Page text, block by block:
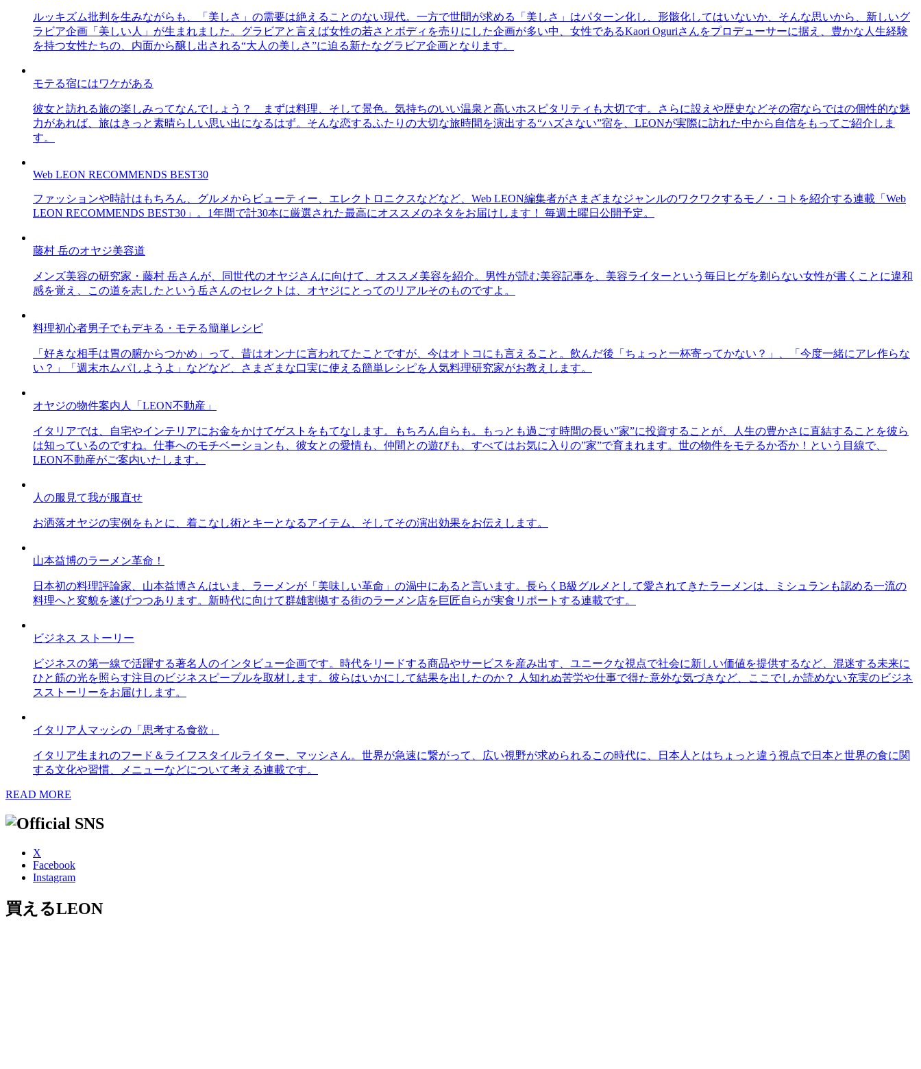
ルッキズム批判を生みながらも、「美しさ」の需要は絶えることのない現代。一方で世間が求める「美しさ」はパターン化し、形骸化してはいないか、そんな思いから、新しいグ
ラビア企画「美しい人」が生まれました。グラビアと言えば女性の若さとボディを売りにした企画が多い中、女性であるKaori Oguriさんをプロデューサーに据え、豊かな人生経験
を持つ女性たちの、内面から醸し出される“大人の美しさ”に迫る新たなグラビア企画となります。
モテる宿にはワケがある
彼女と訪れる旅の楽しみってなんでしょう？ まずは料理、そして景色。気持ちのいい温泉と高いホスピタリティも大切です。さらに設えや歴史などその宿ならではの個性的な魅
力があれば、旅はきっと素晴らしい思い出になるはず。そんな恋するふたりの大切な旅時間を演出する“ハズさない”宿を、LEONが実際に訪れた中から自信をもってご紹介しま
す。
Web LEON RECOMMENDS BEST30
ファッションや時計はもちろん、グルメからビューティー、エレクトロニクスなどなど、Web LEON編集者がさまざまなジャンルのワクワクするモノ・コトを紹介する連載「Web
LEON RECOMMENDS BEST30」。1年間で計30本に厳選された最高にオススメのネタをお届けします！ 毎週土曜日公開予定。
藤村 岳のオヤジ美容道
メンズ美容の研究家・藤村 岳さんが、同世代のオヤジさんに向けて、オススメ美容を紹介。男性が読む美容記事を、美容ライターという毎日ヒゲを剃らない女性が書くことに違和
感を覚え、この道を志したという岳さんのセレクトは、オヤジにとってのリアルそのものですよ。
料理初心者男子でもデキる・モテる簡単レシピ
「好きな相手は胃の腑からつかめ」って、昔はオンナに言われてたことですが、今はオトコにも言えること。飲んだ後「ちょっと一杯寄ってかない？」、「今度一緒にアレ作らな
い？」「週末ホムパしようよ」などなど、さまざまな口実に使える簡単レシピを人気料理研究家がお教えします。
オヤジの物件案内人「LEON不動産」
イタリアでは、自宅やインテリアにお金をかけてゲストをもてなします。もちろん自らも。もっとも過ごす時間の長い”家”に投資することが、人生の豊かさに直結することを彼ら
は知っているのですね。仕事へのモチベーションも、彼女との愛情も、仲間との遊びも、すべてはお気に入りの”家”で育まれます。世の物件をモテるか否か！という目線で、
LEON不動産がご案内いたします。
人の服見て我が服直せ
お洒落オヤジの実例をもとに、着こなし術とキーとなるアイテム、そしてその演出効果をお伝えします。
山本益博のラーメン革命！
日本初の料理評論家、山本益博さんはいま、ラーメンが「美味しい革命」の渦中にあると言います。長らくB級グルメとして愛されてきたラーメンは、ミシュランも認める一流の
料理へと変貌を遂げつつあります。新時代に向けて群雄割拠する街のラーメン店を巨匠自らが実食リポートする連載です。
ビジネス ストーリー
ビジネスの第一線で活躍する著名人のインタビュー企画です。時代をリードする商品やサービスを産み出す、ユニークな視点で社会に新しい価値を提供するなど、混迷する未来に
ひと筋の光を照らす注目のビジネスピープルを取材します。彼らはいかにして結果を出したのか？ 人知れぬ苦労や仕事で得た意外な気づきなど、ここでしか読めない充実のビジネ
スストーリーをお届けします。
イタリア人マッシの「思考する食欲」
イタリア生まれのフード＆ライフスタイルライター、マッシさん。世界が急速に繋がって、広い視野が求められるこの時代に、日本人とはちょっと違う視点で日本と世界の食に関
する文化や習慣、メニューなどについて考える連載です。
READ MORE
X
Facebook
Instagram
買えるLEON